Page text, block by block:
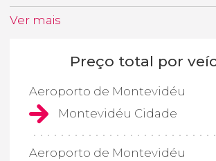
Ver mais
Preço total por
Aeroporto de Montevidéu
Montevidéu Cidade
Aeroporto de Montevidéu